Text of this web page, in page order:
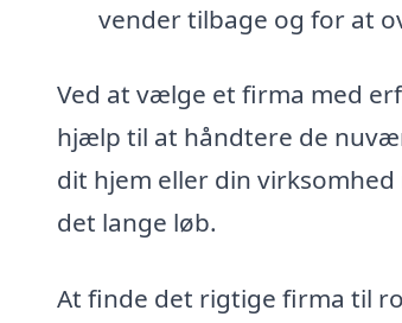
vender tilbage og for at
Ved at vælge et firma med
hjælp til at håndtere de
dit hjem eller din
det lange løb.
At finde det rigtige firma til